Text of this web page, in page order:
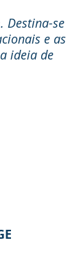
Destina-se
e as
ideia de